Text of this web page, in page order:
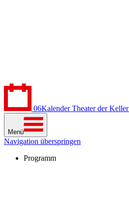
06Kalender Theater der Keller
Menü
Navigation überspringen
Programm